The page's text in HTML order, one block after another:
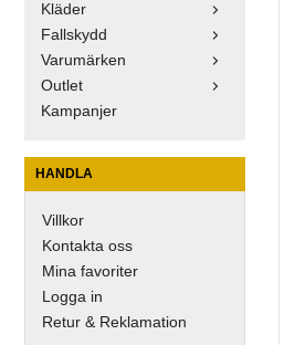
Kläder
Fallskydd
Varumärken
Outlet
Kampanjer
HANDLA
Villkor
Kontakta oss
Mina favoriter
Logga in
Retur & Reklamation